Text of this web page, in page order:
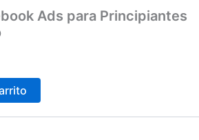
Ads para Principiantes